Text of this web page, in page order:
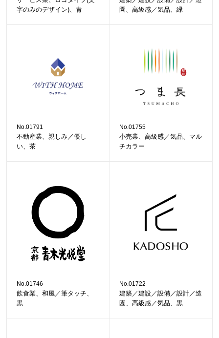
字のみのデザイン)、青
園、高級感／気品、緑
No.01791
不動産業、親しみ／優し
い、茶
No.01755
小売業、高級感／気品、マル
チカラー
No.01746
飲食業、和風／筆タッチ、
黒
No.01722
建築／建設／設備／設計／造
園、高級感／気品、黒